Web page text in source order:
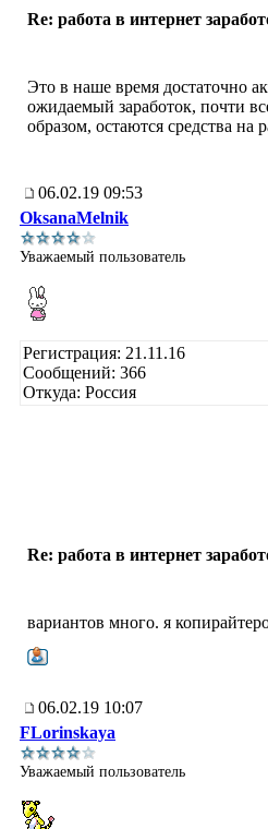
Re: работа в интернет
Это в наше время достаточно
ожидаемый заработок, почти
образом, остаются средства на
06.02.19 09:53
OksanaMelnik
Уважаемый пользователь
Регистрация: 21.11.16
Сообщений: 366
Откуда: Россия
Re: работа в интернет
вариантов много. я
06.02.19 10:07
FLorinskaya
Уважаемый пользователь